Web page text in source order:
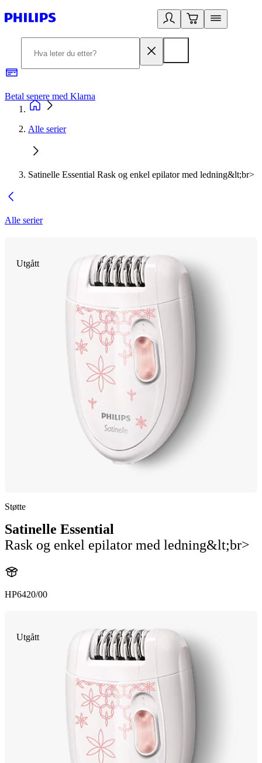
Betal senere med Klarna
Alle serier
Satinelle Essential Rask og enkel epilator med ledning&lt;br>
Alle serier
Utgått
Støtte
Satinelle Essential
Rask og enkel epilator med ledning&lt;br>
HP6420/00
Utgått